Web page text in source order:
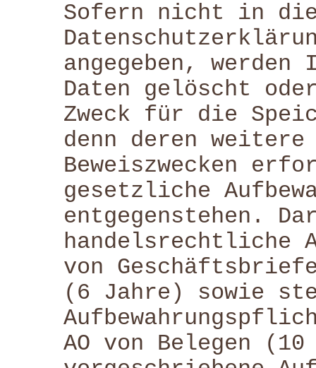
Sofern nicht in
angegeben, werden
Daten gelöscht
Zweck für die
denn deren
Beweiszwecken
gesetzliche
entgegenstehen.
handelsrechtliche
von
(6 Jahre) sowie
AO von Belegen